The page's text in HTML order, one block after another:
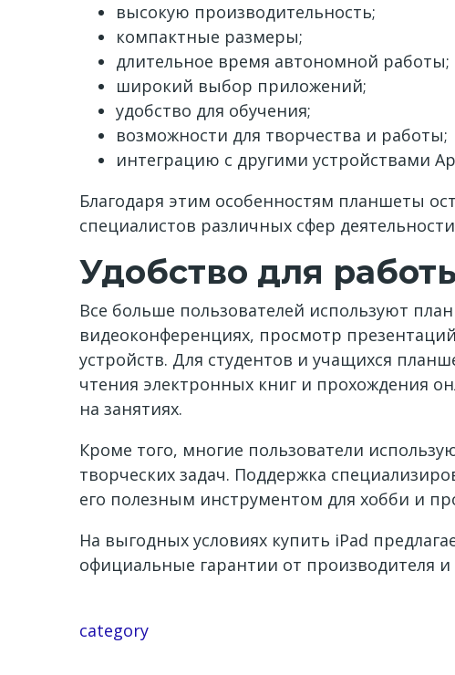
высокую производительность;
компактные размеры;
длительное время автономной работы;
широкий выбор приложений;
удобство для обучения;
возможности для творчества и работы;
интеграцию с другими устройствами
Благодаря этим особенностям планшеты
специалистов различных сфер
Удобство для
Все больше пользователей используют
видеоконференциях, просмотр
устройств. Для студентов и учащихся
чтения электронных книг и прохождения
на занятиях.
Кроме того, многие пользователи
творческих задач. Поддержка
его полезным инструментом для хобби и
На выгодных условиях купить iPad
официальные гарантии от производителя
Channel
category